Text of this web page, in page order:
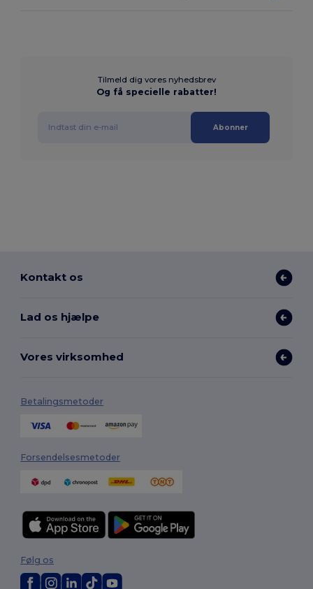
Tilmeld dig vores nyhedsbrev
Og få specielle rabatter!
Abonner
Kontakt os
Lad os hjælpe
Vores virksomhed
Betalingsmetoder
Forsendelsesmetoder
Følg os